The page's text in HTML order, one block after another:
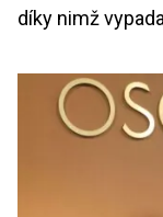
díky nimž